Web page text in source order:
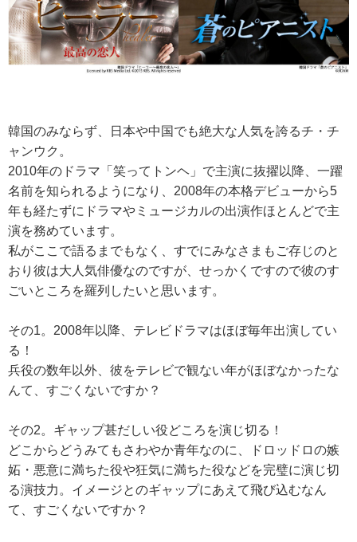
韓国のみならず、日本や中国でも絶大な人気を誇るチ・チ
ャンウク。
2010年のドラマ「笑ってトンヘ」で主演に抜擢以降、一躍
名前を知られるようになり、2008年の本格デビューから5
年も経たずにドラマやミュージカルの出演作ほとんどで主
演を務めています。
私がここで語るまでもなく、すでにみなさまもご存じのと
おり彼は大人気俳優なのですが、せっかくですので彼のす
ごいところを羅列したいと思います。
その1。2008年以降、テレビドラマはほぼ毎年出演してい
る！
兵役の数年以外、彼をテレビで観ない年がほぼなかったな
んて、すごくないですか？
その2。ギャップ甚だしい役どころを演じ切る！
どこからどうみてもさわやか青年なのに、ドロッドロの嫉
妬・悪意に満ちた役や狂気に満ちた役などを完璧に演じ切
る演技力。イメージとのギャップにあえて飛び込むなん
て、すごくないですか？